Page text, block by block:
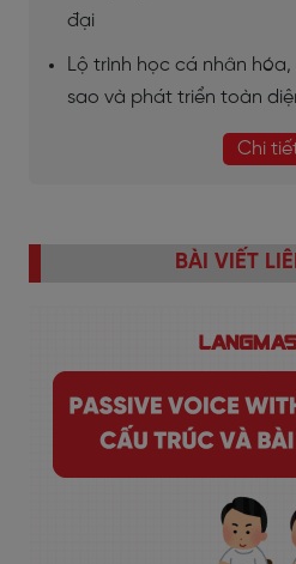
đại
Lộ trình học cá nhân
sao và phát triển toàn
Chi
BÀI VIẾT